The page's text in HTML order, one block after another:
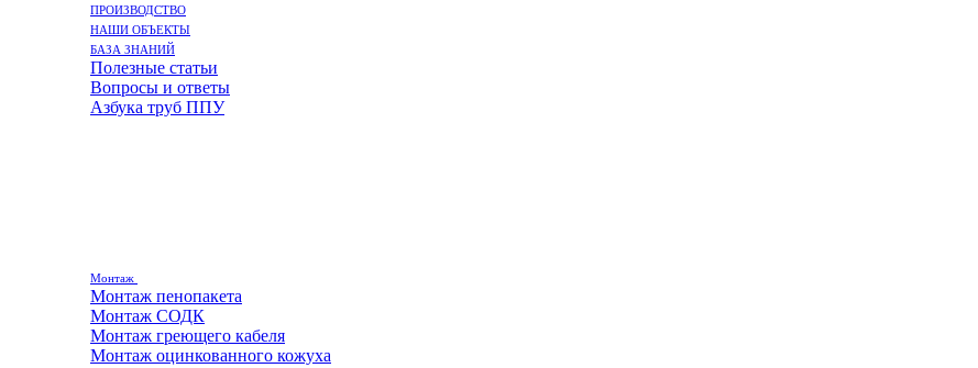
ПРОИЗВОДСТВО
НАШИ ОБЪЕКТЫ
БАЗА ЗНАНИЙ
Полезные статьи
Вопросы и ответы
Азбука труб ППУ
Монтаж
Монтаж пенопакета
Монтаж СОДК
Монтаж греющего кабеля
Монтаж оцинкованного кожуха